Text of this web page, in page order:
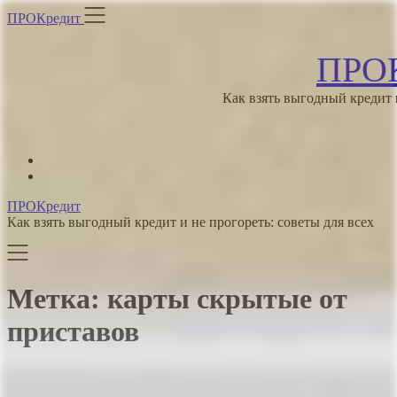
Skip
to
ПРОКредит
Как взять выгодный кредит
ПРОКредит
Как взять выгодный кредит и не прогореть: советы для всех
Метка: карты скрытые от
приставов